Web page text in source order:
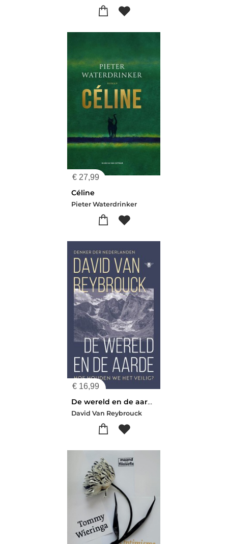
€ 27,99
Céline
Pieter Waterdrinker
€ 16,99
De wereld en de aarde
David Van Reybrouck